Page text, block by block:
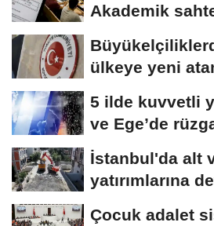
Akademik
ülkeye yeni
5 ilde kuvvetli
ve Ege’de
İstanbul'da alt
yatırımlarına
Çocuk adalet